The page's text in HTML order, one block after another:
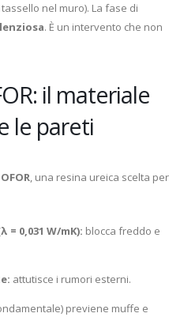
nel muro). La fase di
. È un intervento che non
il materiale
le pareti
, una resina ureica scelta per
0,031 W/mK): blocca freddo e
attutisce i rumori esterni.
previene muffe e